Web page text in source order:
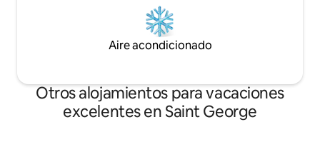
Aire acondicionado
Otros alojamientos para vacaciones
excelentes en Saint George